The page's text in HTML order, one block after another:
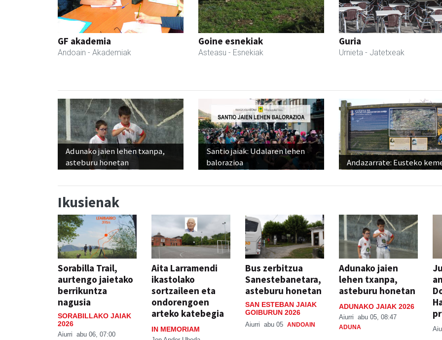
GF akademia
Andoain - Akademiak
Goine esnekiak
Asteasu - Esnekiak
Guria
Urnieta - Jatetxeak
Adunako jaien lehen txanpa,
asteburu honetan
Santio jaiak: Udalaren lehen
balorazioa
Andazarrate: Eusteko
Ikusienak
Sorabilla Trail,
aurtengo jaietako
berrikuntza
nagusia
SORABILLAKO JAIAK
2026
Aiurri abu 06, 07:00
Aita Larramendi
ikastolako
sortzaileen eta
ondorengoen
arteko katebegia
IN MEMORIAM
Bus zerbitzua
Sanestebanetara,
asteburu honetan
SAN ESTEBAN JAIAK
GOIBURUN 2026
Aiurri abu 05 ANDOAIN
Adunako jaien
lehen txanpa,
asteburu honetan
ADUNAKO JAIAK 2026
Aiurri abu 05, 08:47
ADUNA